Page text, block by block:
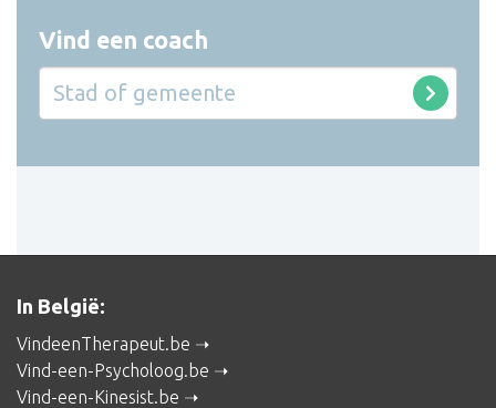
Vind een coach
In België:
VindeenTherapeut.be
Vind-een-Psycholoog.be
Vind-een-Kinesist.be